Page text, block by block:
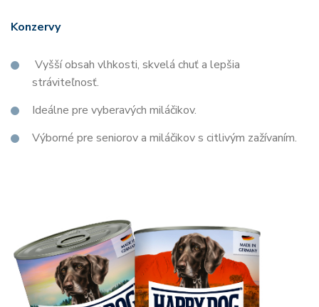
Konzervy
Vyšší obsah vlhkosti, skvelá chuť a lepšia
stráviteľnosť.
Ideálne pre vyberavých miláčikov.
Výborné pre seniorov a miláčikov s citlivým zažívaním.